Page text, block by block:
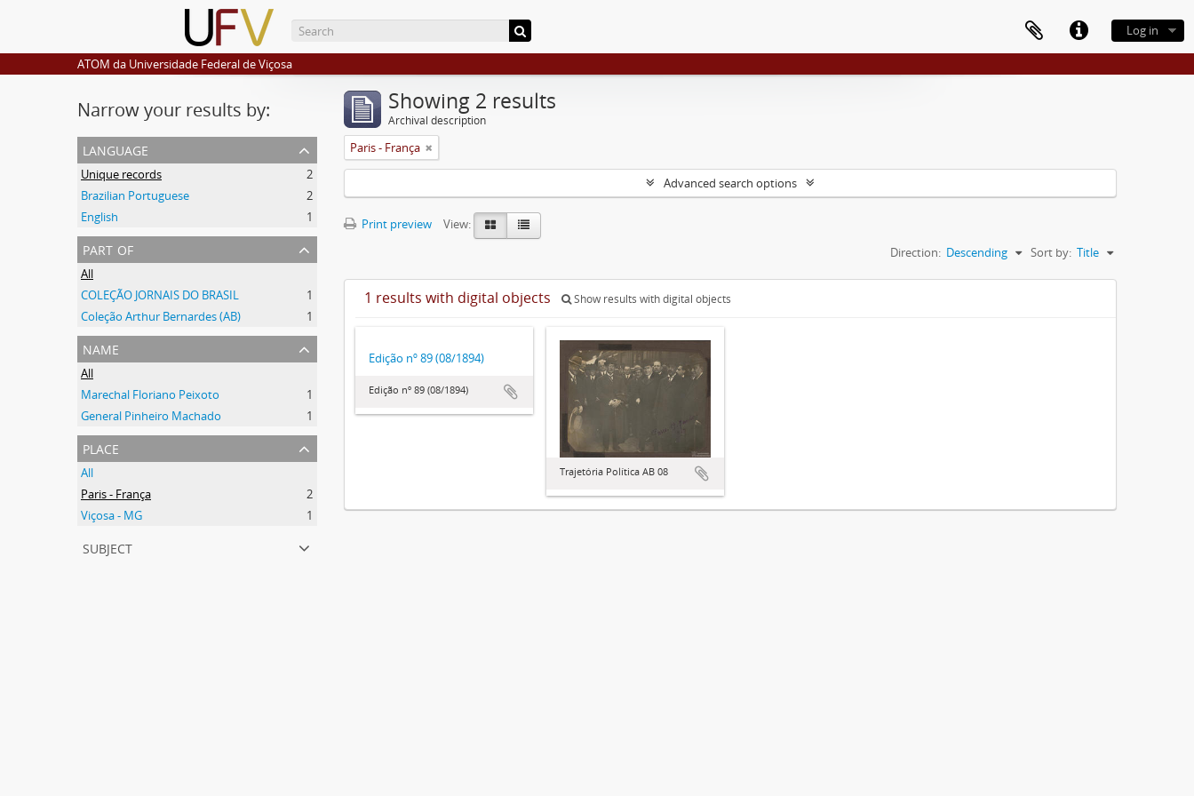
Log in
ATOM da Universidade Federal de Viçosa
Narrow your results by:
language
Unique records
2
Brazilian Portuguese
2
English
1
part of
All
COLEÇÃO JORNAIS DO BRASIL
1
Coleção Arthur Bernardes (AB)
1
name
All
Marechal Floriano Peixoto
1
General Pinheiro Machado
1
place
All
Paris - França
2
Viçosa - MG
1
subject
Showing 2 results
Archival description
Paris - França
Advanced search options
Print preview
View:
Sort by: Title
Direction: Descending
1 results with digital objects Show results with digital objects
Edição nº 89 (08/1894)
Edição nº 89 (08/1894)
Trajetória Política AB 08